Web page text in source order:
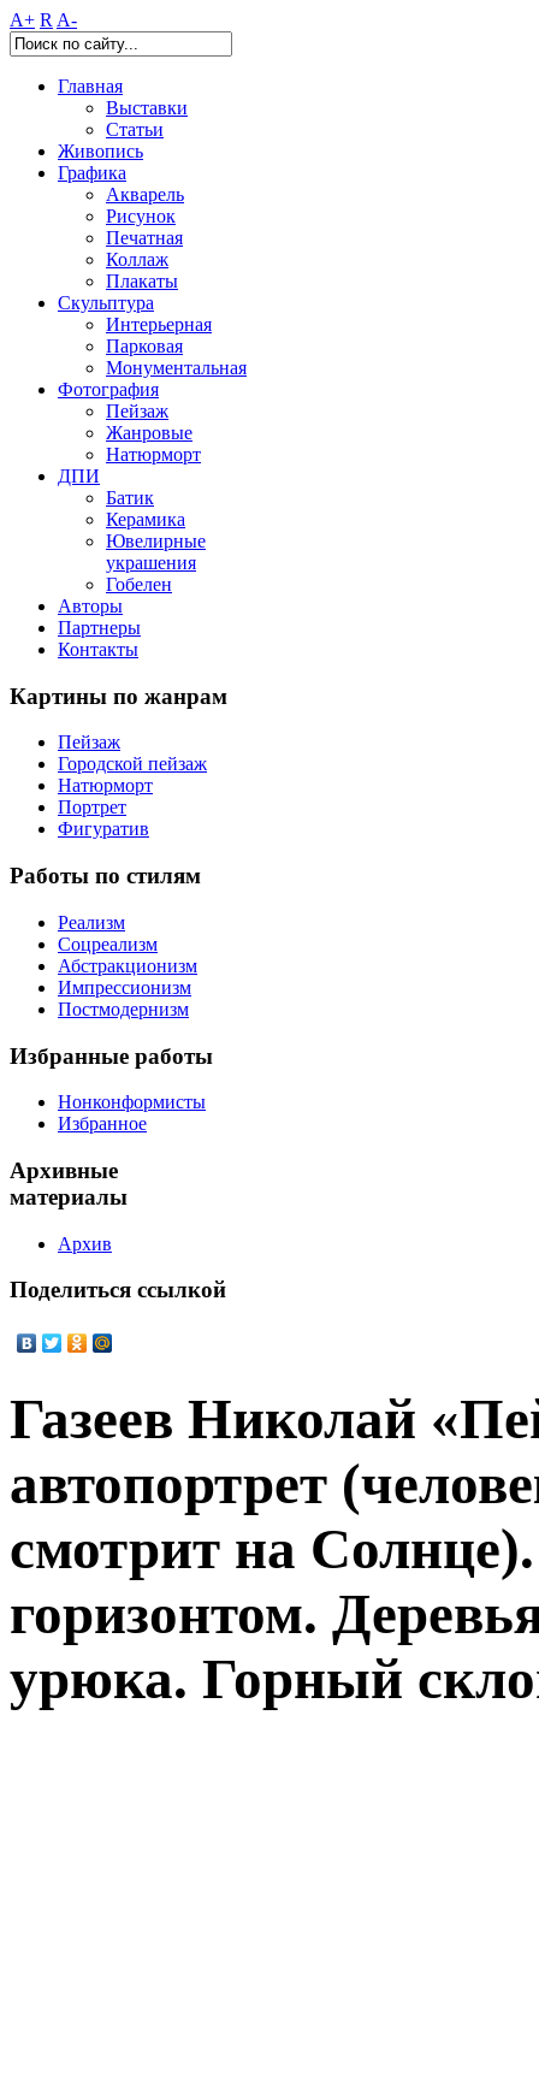
A+ R A-
Главная
Выставки
Статьи
Живопись
Графика
Акварель
Рисунок
Печатная
Коллаж
Плакаты
Скульптура
Интерьерная
Парковая
Монументальная
Фотография
Пейзаж
Жанровые
Натюрморт
ДПИ
Батик
Керамика
Ювелирные
украшения
Гобелен
Авторы
Партнеры
Контакты
Картины по жанрам
Пейзаж
Городской пейзаж
Натюрморт
Портрет
Фигуратив
Работы по стилям
Реализм
Соцреализм
Абстракционизм
Импрессионизм
Постмодернизм
Избранные работы
Нонконформисты
Избранное
Архивные
материалы
Архив
Поделиться ссылкой
Газеев Николай
автопортрет
смотрит на
горизонтом.
урюка. Горный